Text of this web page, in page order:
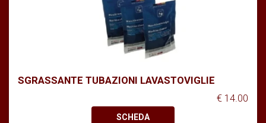
SGRASSANTE TUBAZIONI LAVASTOVIGLIE
€ 14.00
SCHEDA